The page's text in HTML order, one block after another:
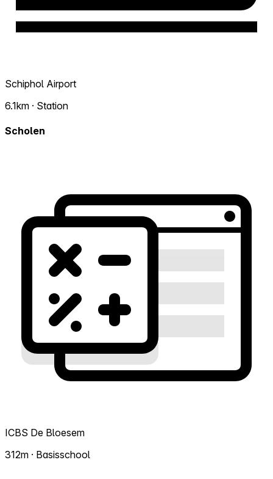
Schiphol Airport
6.1km · Station
Scholen
ICBS De Bloesem
312m · Basisschool